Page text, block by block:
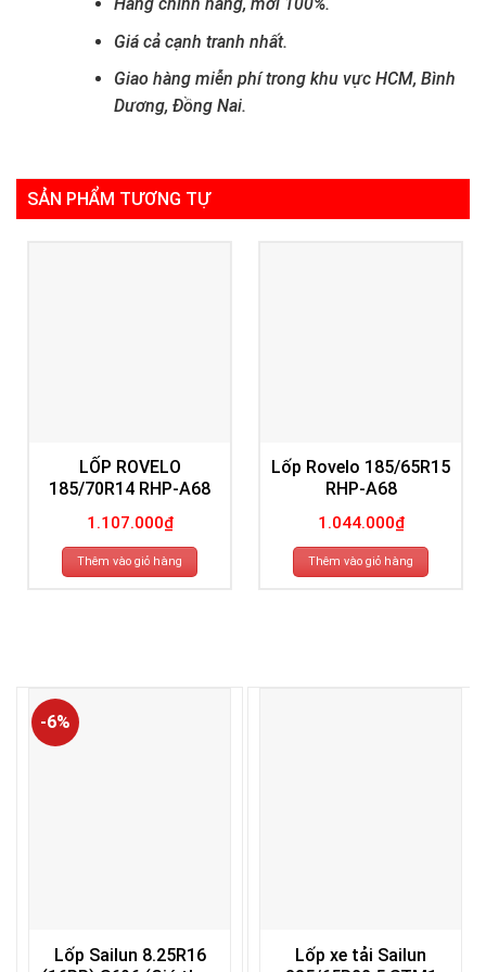
Giá cả cạnh tranh nhất.
Giao hàng miễn phí trong khu vực HCM, Bình
Dương, Đồng Nai.
SẢN PHẨM TƯƠNG TỰ
LỐP ROVELO
185/70R14 RHP-A68
1.107.000₫
Thêm vào giỏ hàng
Lốp Rovelo 185/65R15
RHP-A68
1.044.000₫
Thêm vào giỏ hàng
-6%
Lốp Sailun 8.25R16
Lốp xe tải Sailun